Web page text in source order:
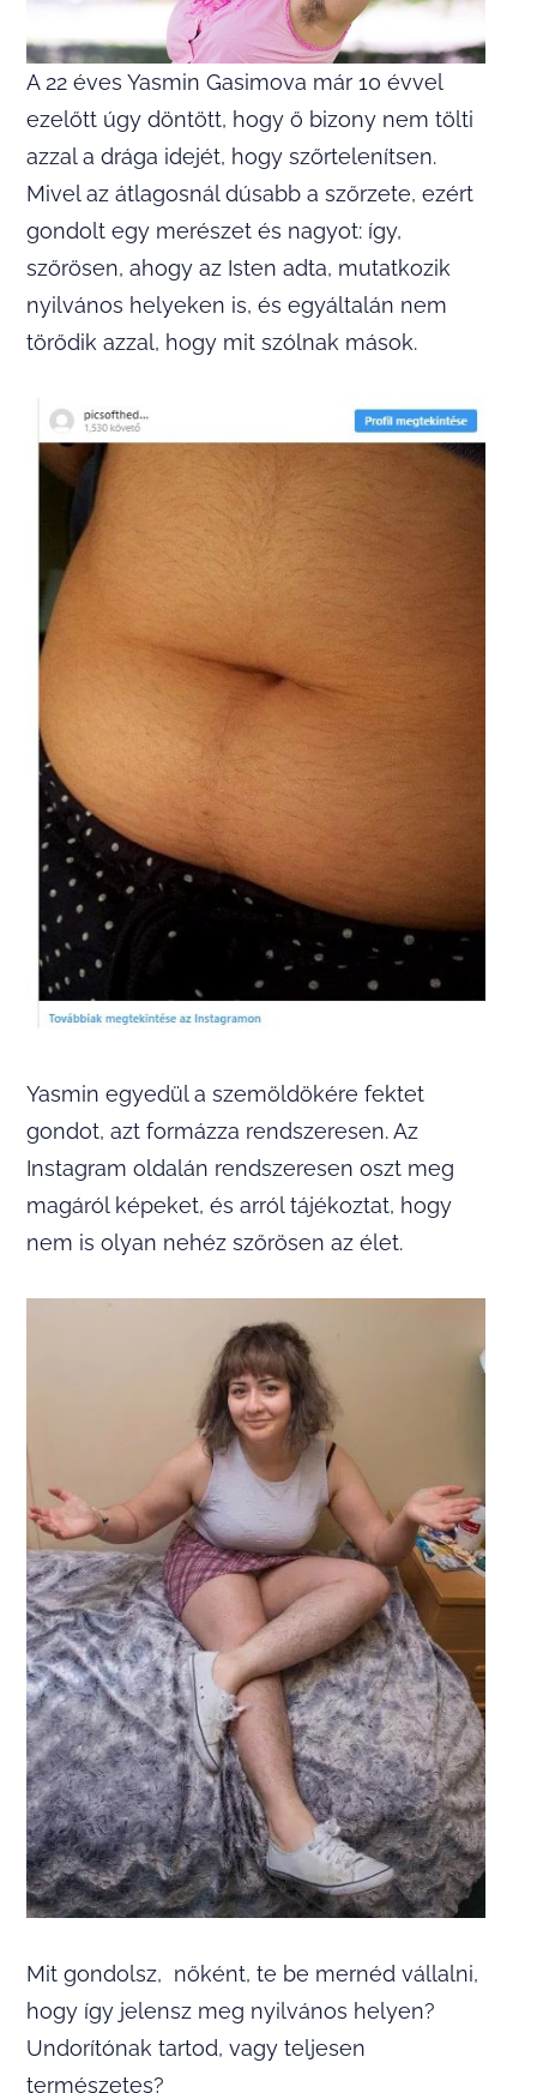
A 22 éves Yasmin Gasimova már 10 évvel
ezelőtt úgy döntött, hogy ő bizony nem tölti
azzal a drága idejét, hogy szőrtelenítsen.
Mivel az átlagosnál dúsabb a szőrzete, ezért
gondolt egy merészet és nagyot: így,
szőrösen, ahogy az Isten adta, mutatkozik
nyilvános helyeken is, és egyáltalán nem
törődik azzal, hogy mit szólnak mások.
Yasmin egyedül a szemöldökére fektet
gondot, azt formázza rendszeresen. Az
Instagram oldalán rendszeresen oszt meg
magáról képeket, és arról tájékoztat, hogy
nem is olyan nehéz szőrösen az élet.
Mit gondolsz, nőként, te be mernéd vállalni,
hogy így jelensz meg nyilvános helyen?
Undorítónak tartod, vagy teljesen
természetes?